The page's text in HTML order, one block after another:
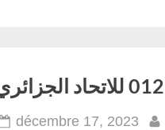
décembre 17, 2023